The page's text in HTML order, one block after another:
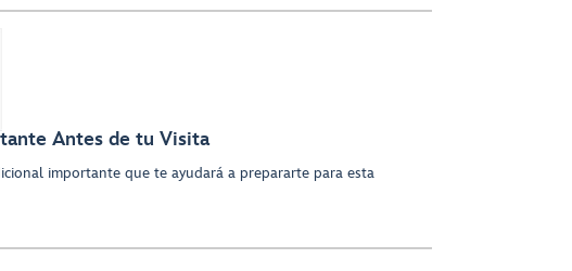
Antes de tu Visita
importante que te ayudará a prepararte para esta